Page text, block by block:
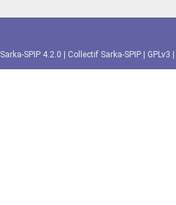
Sarka-SPIP 4.2.0 Collectif Sarka-SPIP GPLv3